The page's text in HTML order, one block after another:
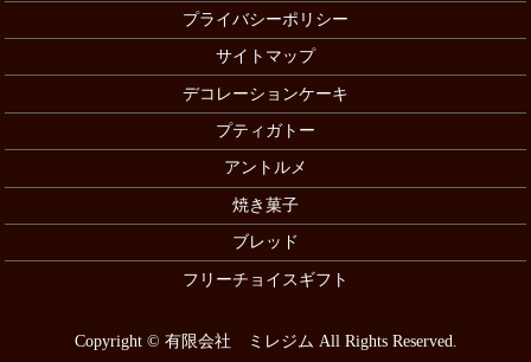
プライバシーポリシー
サイトマップ
デコレーションケーキ
プティガトー
アントルメ
焼き菓子
ブレッド
フリーチョイスギフト
Copyright © 有限会社 ミレジム All Rights Reserved.